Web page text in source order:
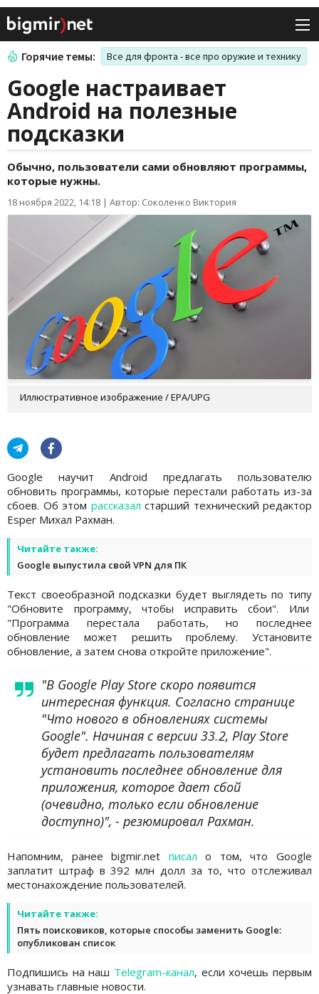
Горячие темы: Все для фронта - все про оружие и технику
Google настраивает
Android на полезные
подсказки
Обычно, пользователи сами обновляют программы,
которые нужны.
18 ноября 2022, 14:18 | Автор: Соколенко Виктория
Иллюстративное изображение / EPA/UPG
Google научит Android предлагать пользователю
обновить программы, которые перестали работать из-за
сбоев. Об этом рассказал старший технический редактор
Esper Михал Рахман.
Читайте также:
Google выпустила свой VPN для ПК
Текст своеобразной подсказки будет выглядеть по типу
"Обновите программу, чтобы исправить сбои". Или
"Программа перестала работать, но последнее
обновление может решить проблему. Установите
обновление, а затем снова откройте приложение".
"В Google Play Store скоро появится
интересная функция. Согласно странице
"Что нового в обновлениях системы
Google". Начиная с версии 33.2, Play Store
будет предлагать пользователям
установить последнее обновление для
приложения, которое дает сбой
(очевидно, только если обновление
доступно)", - резюмировал Рахман.
Напомним, ранее bigmir.net писал о том, что Google
заплатит штраф в 392 млн долл за то, что отслеживал
местонахождение пользователей.
Читайте также:
Пять поисковиков, которые способы заменить Google:
опубликован список
Подпишись на наш Telegram-канал, если хочешь первым
узнавать главные новости.